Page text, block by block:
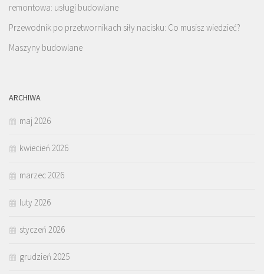
remontowa: usługi budowlane
Przewodnik po przetwornikach siły nacisku: Co musisz wiedzieć?
Maszyny budowlane
ARCHIWA
maj 2026
kwiecień 2026
marzec 2026
luty 2026
styczeń 2026
grudzień 2025